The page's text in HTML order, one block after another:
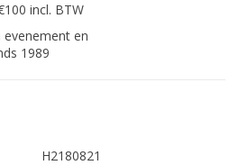
incl. BTW
evenement en
1989
H2180821